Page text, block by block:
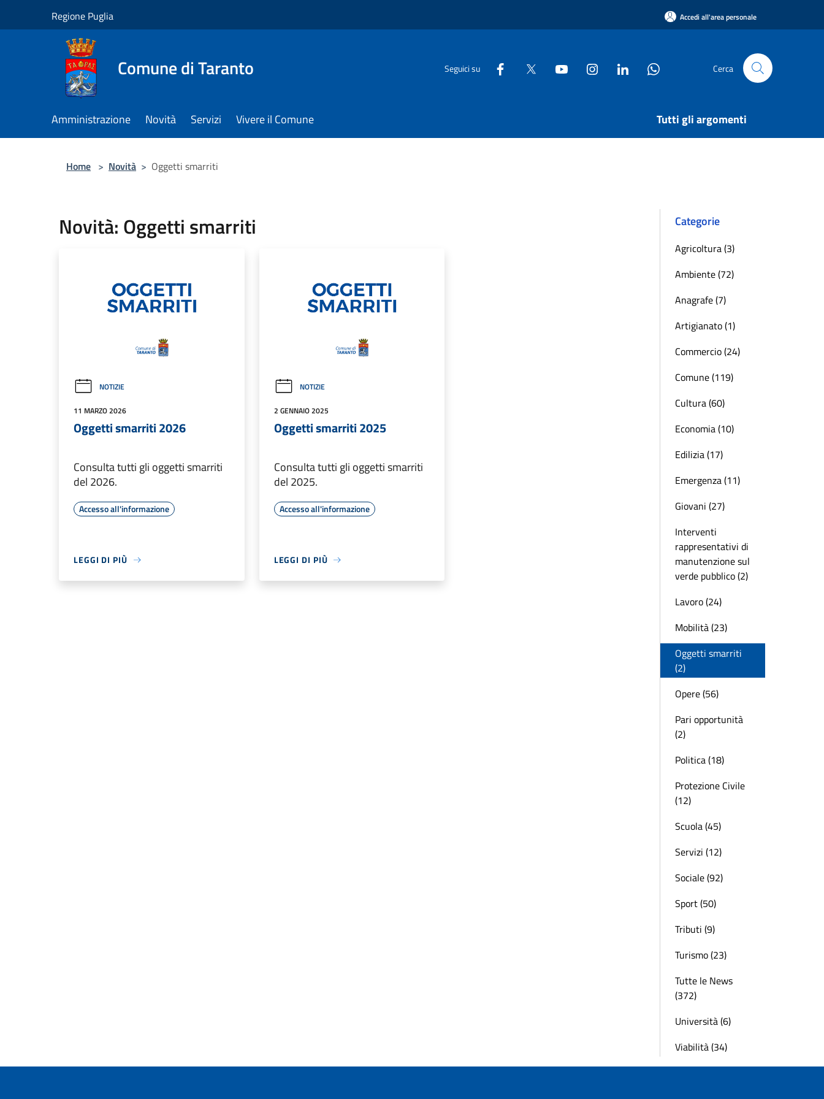
Regione Puglia Accedi all'area personale
Comune di Taranto Seguici su Cerca
Amministrazione Novità Servizi Vivere il Comune Tutti gli argomenti
Home > Novità > Oggetti smarriti
Novità: Oggetti smarriti
NOTIZIE
11 MARZO 2026
Oggetti smarriti 2026
Consulta tutti gli oggetti smarriti
del 2026.
Accesso all'informazione
LEGGI DI PIÙ
NOTIZIE
2 GENNAIO 2025
Oggetti smarriti 2025
Consulta tutti gli oggetti smarriti
del 2025.
Accesso all'informazione
LEGGI DI PIÙ
Categorie
Agricoltura (3)
Ambiente (72)
Anagrafe (7)
Artigianato (1)
Commercio (24)
Comune (119)
Cultura (60)
Economia (10)
Edilizia (17)
Emergenza (11)
Giovani (27)
Interventi
rappresentativi di
manutenzione sul
verde pubblico (2)
Lavoro (24)
Mobilità (23)
Oggetti smarriti
(2)
Opere (56)
Pari opportunità
(2)
Politica (18)
Protezione Civile
(12)
Scuola (45)
Servizi (12)
Sociale (92)
Sport (50)
Tributi (9)
Turismo (23)
Tutte le News
(372)
Università (6)
Viabilità (34)